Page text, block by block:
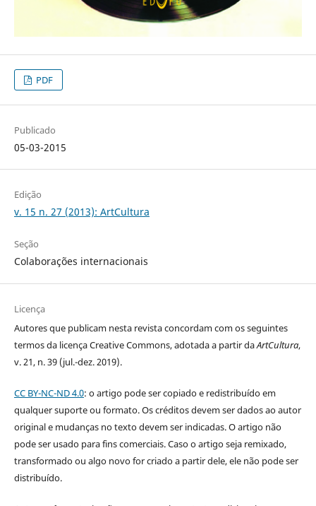
PDF
Publicado
05-03-2015
Edição
v. 15 n. 27 (2013): ArtCultura
Seção
Colaborações internacionais
Licença
Autores que publicam nesta revista concordam com os seguintes
termos da licença Creative Commons, adotada a partir daArtCultura,
v. 21, n. 39 (jul.-dez. 2019).
CC BY-NC-ND 4.0: o artigo pode ser copiado e redistribuído em
qualquer suporte ou formato. Os créditos devem ser dados ao autor
original e mudanças no texto devem ser indicadas. O artigo não
pode ser usado para fins comerciais. Caso o artigo seja remixado,
transformado ou algo novo for criado a partir dele, ele não pode ser
distribuído.